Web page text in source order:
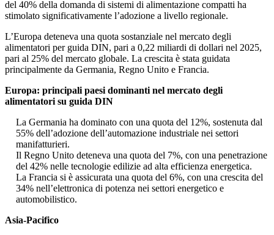
del 40% della domanda di sistemi di alimentazione compatti ha
stimolato significativamente l’adozione a livello regionale.
L’Europa deteneva una quota sostanziale nel mercato degli
alimentatori per guida DIN, pari a 0,22 miliardi di dollari nel 2025,
pari al 25% del mercato globale. La crescita è stata guidata
principalmente da Germania, Regno Unito e Francia.
Europa: principali paesi dominanti nel mercato degli
alimentatori su guida DIN
La Germania ha dominato con una quota del 12%, sostenuta dal
55% dell’adozione dell’automazione industriale nei settori
manifatturieri.
Il Regno Unito deteneva una quota del 7%, con una penetrazione
del 42% nelle tecnologie edilizie ad alta efficienza energetica.
La Francia si è assicurata una quota del 6%, con una crescita del
34% nell’elettronica di potenza nei settori energetico e
automobilistico.
Asia-Pacifico